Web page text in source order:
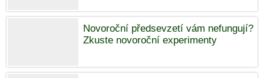
Novoroční předsevzetí vám nefungují?
Zkuste novoroční experimenty